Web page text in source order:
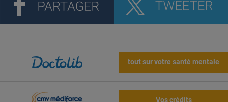
tout sur votre santé mentale
Vos crédits